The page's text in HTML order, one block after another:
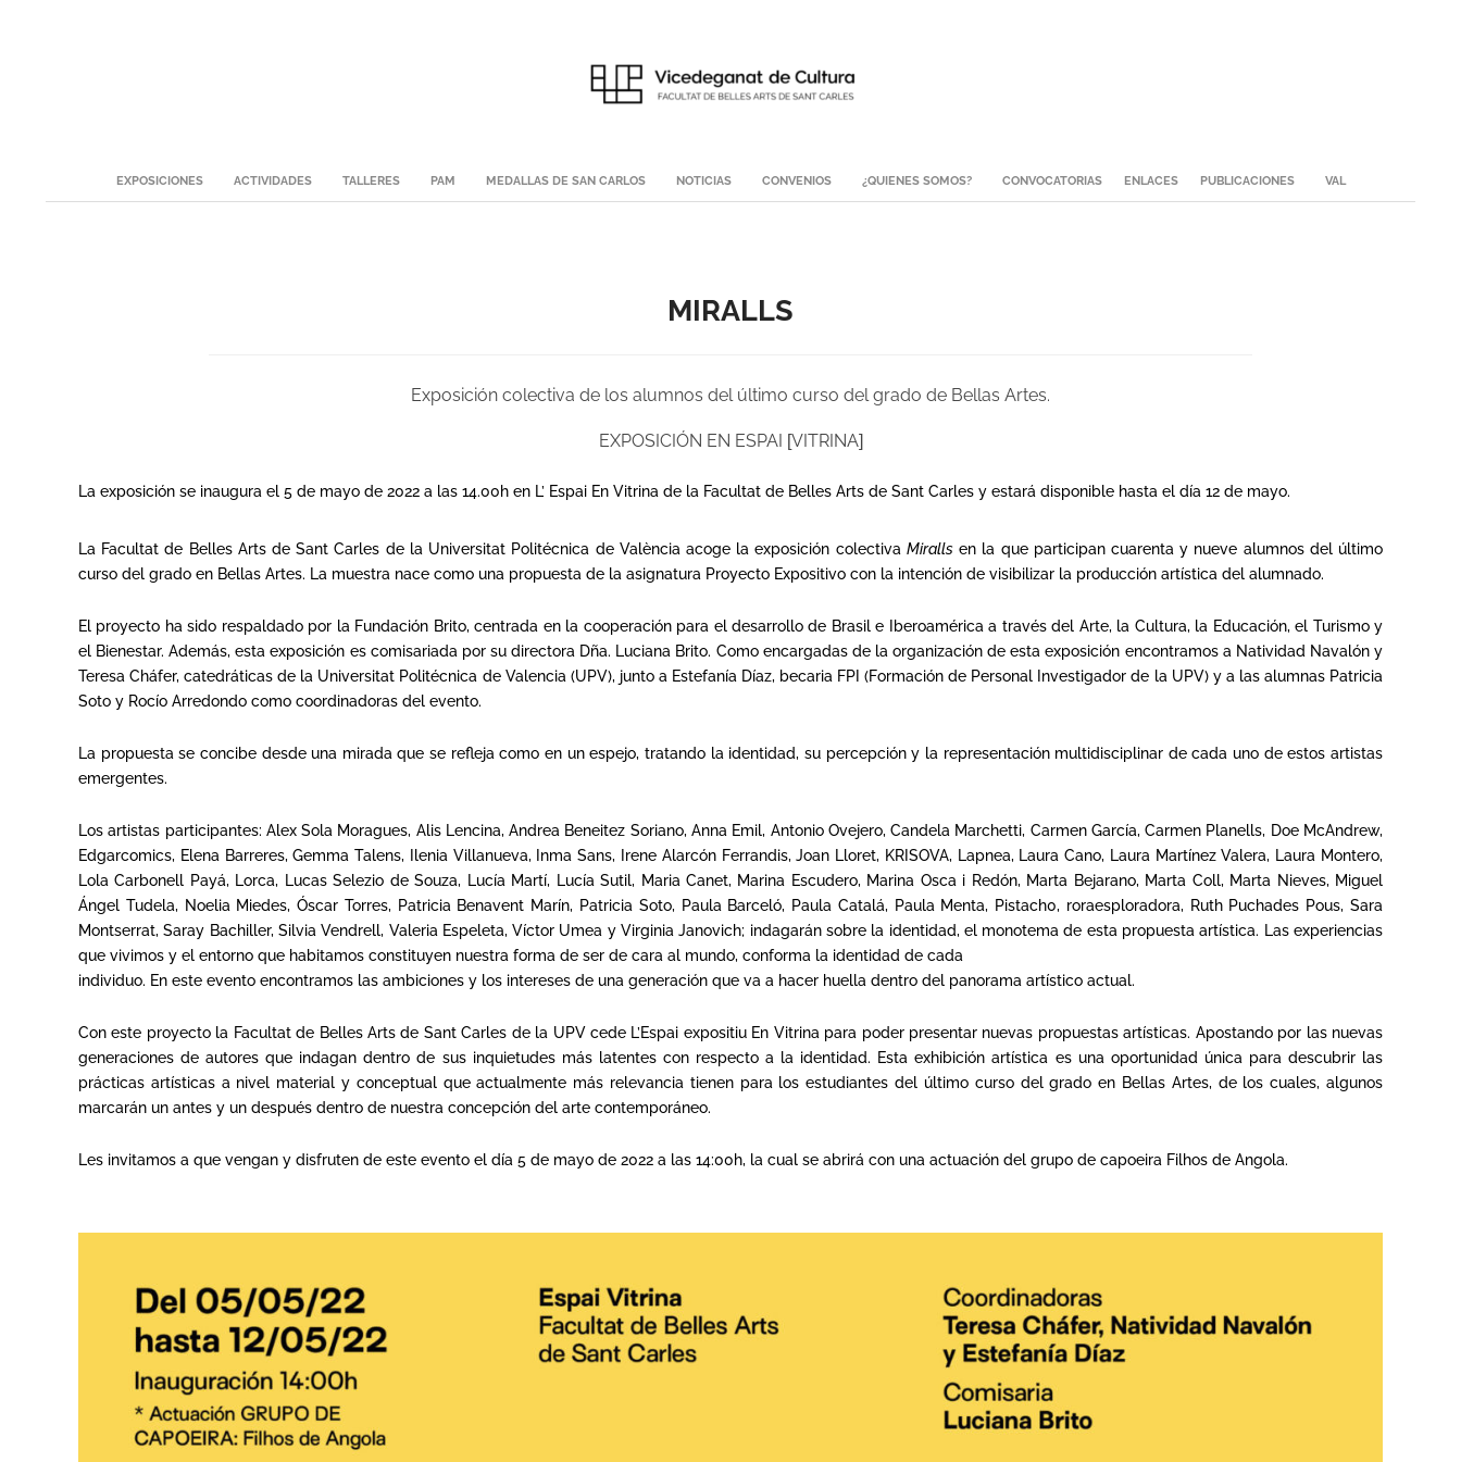
Secondary
Navigation
EXPOSICIONES ACTIVIDADES TALLERES PAM MEDALLAS DE SAN CARLOS NOTICIAS CONVENIOS ¿QUIENES SOMOS? CONVOCATORIAS ENLACES PUBLICACIONES VAL
MIRALLS
Exposición colectiva de los alumnos del último curso del grado de Bellas Artes.
EXPOSICIÓN EN ESPAI [VITRINA]
La exposición se inaugura el 5 de mayo de 2022 a las 14.00h en L’ Espai En Vitrina de la Facultat de Belles Arts de Sant Carles y estará disponible hasta el día 12 de mayo.
La Facultat de Belles Arts de Sant Carles de la Universitat Politécnica de València acoge la exposición colectiva Mirallsen la que participan cuarenta y nueve alumnos del último
curso del grado en Bellas Artes. La muestra nace como una propuesta de la asignatura Proyecto Expositivo con la intención de visibilizar la producción artística del alumnado.
El proyecto ha sido respaldado por la Fundación Brito, centrada en la cooperación para el desarrollo de Brasil e Iberoamérica a través del Arte, la Cultura, la Educación, el Turismo y
el Bienestar. Además, esta exposición es comisariada por su directora Dña. Luciana Brito. Como encargadas de la organización de esta exposición encontramos a Natividad Navalón y
Teresa Cháfer, catedráticas de la Universitat Politécnica de Valencia (UPV), junto a Estefanía Díaz, becaria FPI (Formación de Personal Investigador de la UPV) y a las alumnas Patricia
Soto y Rocío Arredondo como coordinadoras del evento.
La propuesta se concibe desde una mirada que se refleja como en un espejo, tratando la identidad, su percepción y la representación multidisciplinar de cada uno de estos artistas
emergentes.
Los artistas participantes: Alex Sola Moragues, Alis Lencina, Andrea Beneitez Soriano, Anna Emil, Antonio Ovejero, Candela Marchetti, Carmen García, Carmen Planells, Doe McAndrew,
Edgarcomics, Elena Barreres, Gemma Talens, Ilenia Villanueva, Inma Sans, Irene Alarcón Ferrandis, Joan Lloret, KRISOVA, Lapnea, Laura Cano, Laura Martínez Valera, Laura Montero,
Lola Carbonell Payá, Lorca, Lucas Selezio de Souza, Lucía Martí, Lucía Sutil, Maria Canet, Marina Escudero, Marina Osca i Redón, Marta Bejarano, Marta Coll, Marta Nieves, Miguel
Ángel Tudela, Noelia Miedes, Óscar Torres, Patricia Benavent Marín, Patricia Soto, Paula Barceló, Paula Catalá, Paula Menta, Pistach0, roraesploradora, Ruth Puchades Pous, Sara
Montserrat, Saray Bachiller, Silvia Vendrell, Valeria Espeleta, Víctor Umea y Virginia Janovich; indagarán sobre la identidad, el monotema de esta propuesta artística. Las experiencias
que vivimos y el entorno que habitamos constituyen nuestra forma de ser de cara al mundo, conforma la identidad de cada
individuo. En este evento encontramos las ambiciones y los intereses de una generación que va a hacer huella dentro del panorama artístico actual.
Con este proyecto la Facultat de Belles Arts de Sant Carles de la UPV cede L’Espai expositiu En Vitrina para poder presentar nuevas propuestas artísticas. Apostando por las nuevas
generaciones de autores que indagan dentro de sus inquietudes más latentes con respecto a la identidad. Esta exhibición artística es una oportunidad única para descubrir las
prácticas artísticas a nivel material y conceptual que actualmente más relevancia tienen para los estudiantes del último curso del grado en Bellas Artes, de los cuales, algunos
marcarán un antes y un después dentro de nuestra concepción del arte contemporáneo.
Les invitamos a que vengan y disfruten de este evento el día 5 de mayo de 2022 a las 14:00h, la cual se abrirá con una actuación del grupo de capoeira Filhos de Angola.